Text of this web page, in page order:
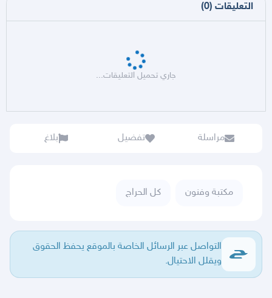
التعليقات (
0
)
جاري تحميل التعليقات...
مراسلة تفضيل بلاغ
مكتبة وفنون كل الحراج
التواصل عبر الرسائل الخاصة بالموقع يحفظ الحقوق
ويقلل الاحتيال.